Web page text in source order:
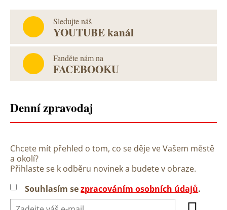
Sledujte náš
YOUTUBE kanál
Fanděte nám na
FACEBOOKU
Denní zpravodaj
Chcete mít přehled o tom, co se děje ve Vašem městě
a okolí?
Přihlaste se k odběru novinek a budete v obraze.
Souhlasím sezpracováním osobních údajů.